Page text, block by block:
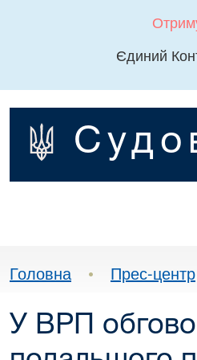
Єдиний
Головна • Прес-центр
У ВРП